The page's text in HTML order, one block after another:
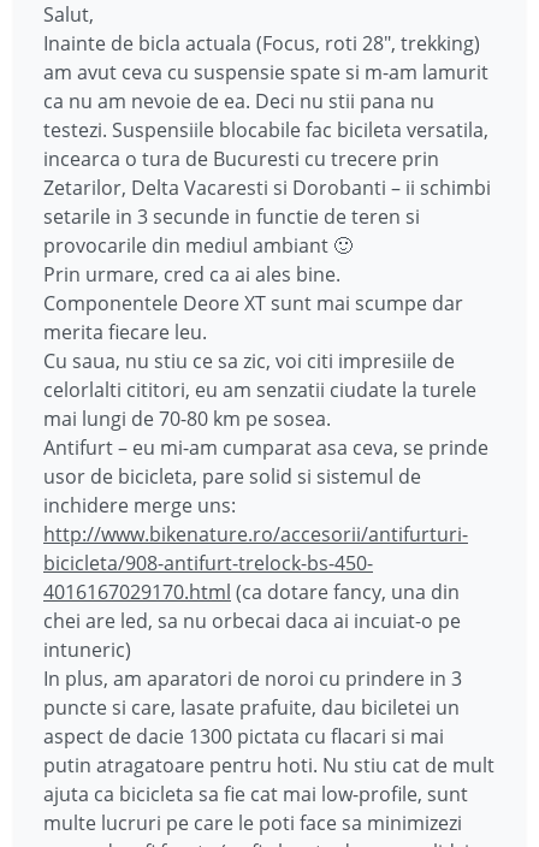
Salut,
Inainte de bicla actuala (Focus, roti 28″, trekking)
am avut ceva cu suspensie spate si m-am lamurit
ca nu am nevoie de ea. Deci nu stii pana nu
testezi. Suspensiile blocabile fac bicileta versatila,
incearca o tura de Bucuresti cu trecere prin
Zetarilor, Delta Vacaresti si Dorobanti – ii schimbi
setarile in 3 secunde in functie de teren si
provocarile din mediul ambiant 🙂
Prin urmare, cred ca ai ales bine.
Componentele Deore XT sunt mai scumpe dar
merita fiecare leu.
Cu saua, nu stiu ce sa zic, voi citi impresiile de
celorlalti cititori, eu am senzatii ciudate la turele
mai lungi de 70-80 km pe sosea.
Antifurt – eu mi-am cumparat asa ceva, se prinde
usor de bicicleta, pare solid si sistemul de
inchidere merge uns:
http://www.bikenature.ro/accesorii/antifurturi-
bicicleta/908-antifurt-trelock-bs-450-
4016167029170.html (ca dotare fancy, una din
chei are led, sa nu orbecai daca ai incuiat-o pe
intuneric)
In plus, am aparatori de noroi cu prindere in 3
puncte si care, lasate prafuite, dau biciletei un
aspect de dacie 1300 pictata cu flacari si mai
putin atragatoare pentru hoti. Nu stiu cat de mult
ajuta ca bicicleta sa fie cat mai low-profile, sunt
multe lucruri pe care le poti face sa minimizezi